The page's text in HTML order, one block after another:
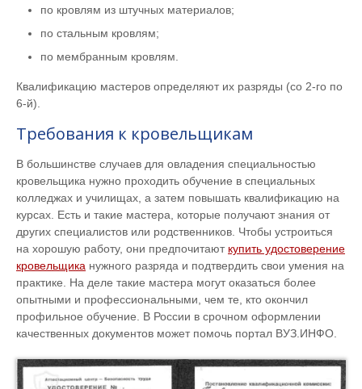
по кровлям из штучных материалов;
по стальным кровлям;
по мембранным кровлям.
Квалификацию мастеров определяют их разряды (со 2-го по
6-й).
Требования к кровельщикам
В большинстве случаев для овладения специальностью
кровельщика нужно проходить обучение в специальных
колледжах и училищах, а затем повышать квалификацию на
курсах. Есть и такие мастера, которые получают знания от
других специалистов или родственников. Чтобы устроиться
на хорошую работу, они предпочитают купить удостоверение
кровельщика нужного разряда и подтвердить свои умения на
практике. На деле такие мастера могут оказаться более
опытными и профессиональными, чем те, кто окончил
профильное обучение. В России в срочном оформлении
качественных документов может помочь портал ВУЗ.ИНФО.